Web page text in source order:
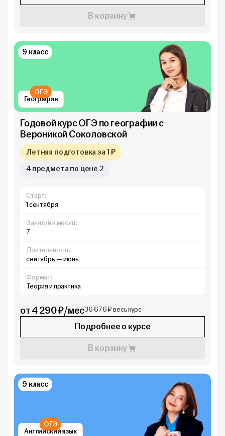
В корзину
География
ОГЭ
9 класс
Годовой курс ОГЭ по географии с
Вероникой Соколовской
Летняя подготовка за 1 ₽
4 предмета по цене 2
Старт:
1 сентября
Занятий в месяц:
7
Длительность:
сентябрь — июнь
Формат:
Теория и практика
от 4 290 ₽/мес36 676 ₽ весь курс
Подробнее о курсе
В корзину
Английский язык
ОГЭ
9 класс